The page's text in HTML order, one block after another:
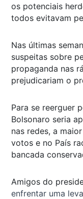
os potenciais
todos evitavam
Nas últimas
suspeitas sobre
propaganda nas
prejudicariam o
Para se reerguer
Bolsonaro seria
nas redes, a
votos e no País
bancada
Amigos do
enfrentar uma